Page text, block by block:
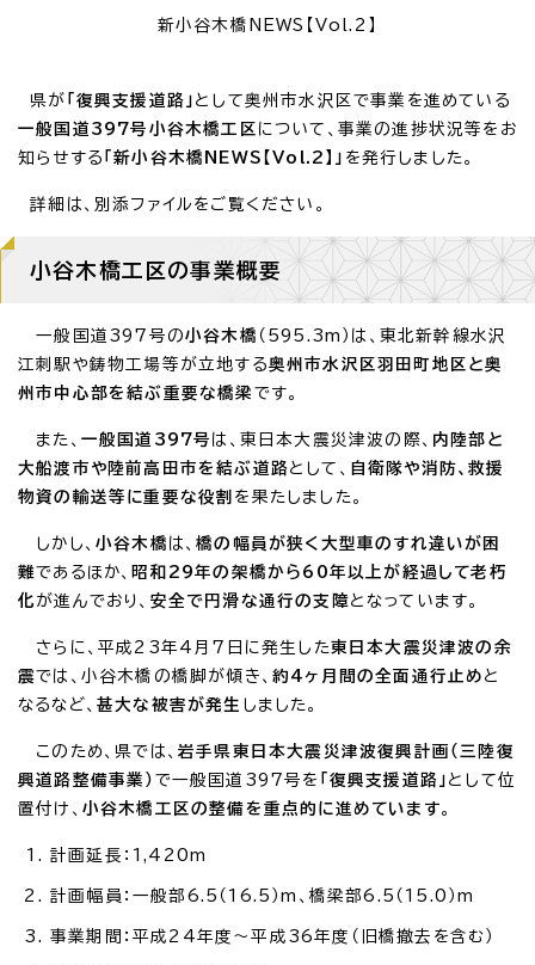
新小谷木橋NEWS【Vol.2】
県が 「復興支援道路」 として奥州市水沢区で事業を進めている
一般国道397号小谷木橋工区 について、事業の進捗状況等をお
知らせする 「新小谷木橋NEWS【Vol.2】」 を発行しました。
詳細は、別添ファイルをご覧ください。
小谷木橋工区の事業概要
一般国道397号の小谷木橋 （595.3m）は、東北新幹線水沢
江刺駅や鋳物工場等が立地する奥州市水沢区羽田町地区と奥
州市中心部を結ぶ重要な橋梁 です。
また、 一般国道397号 は、東日本大震災津波の際、 内陸部と
大船渡市や陸前高田市を結ぶ道路として、 自衛隊や消防、救援
物資の輸送等に重要な役割 を果たしました。
しかし、 小谷木橋 は、橋の幅員が狭く大型車のすれ違いが困
難であるほか、 昭和29年の架橋から60年以上が経過して老朽
化 が進んでおり、 安全で円滑な通行の支障となっています。
さらに、平成23年4月7日に発生した東日本大震災津波の余
震では、小谷木橋の橋脚が傾き、約4ヶ月間の全面通行止め と
なるなど、 甚大な被害が発生 しました。
このため、県では、 岩手県東日本大震災津波復興計画（三陸復
興道路整備事業） で一般国道397号を 「復興支援道路」 として位
置付け、 小谷木橋工区の整備を重点的に進めています。
計画延長：1,420m
計画幅員：一般部6.5（16.5）m、橋梁部6.5（15.0）m
事業期間：平成24年度～平成36年度（旧橋撤去を含む）